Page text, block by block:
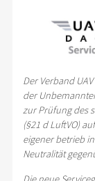
Der Verband
der
zur Prüfung des
(§21 d LuftVO)
eigener betrieb
Neutralität